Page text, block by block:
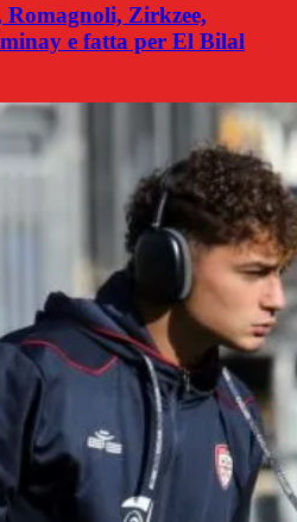
Zirkzee,
e fatta per El Bilal